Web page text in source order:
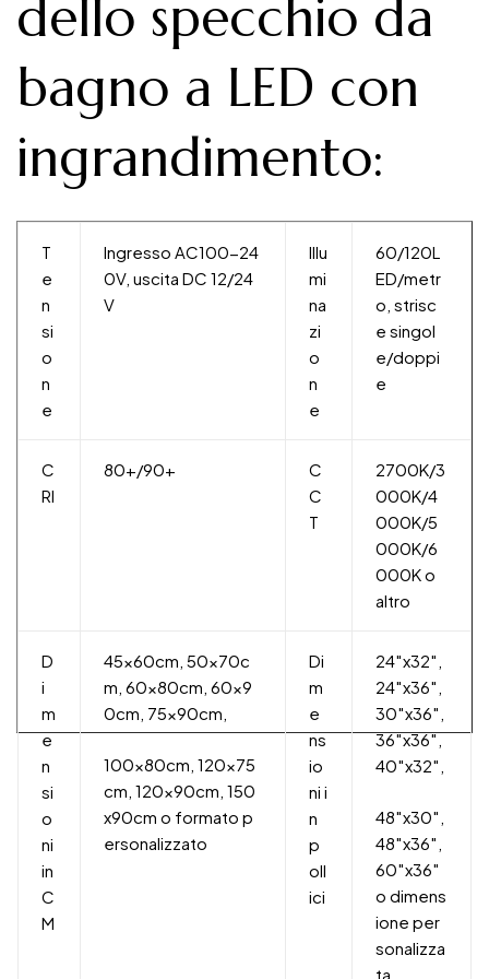
dello specchio da
bagno a LED con
ingrandimento:
T
e
n
si
o
n
e
Ingresso AC100-24
0V, uscita DC 12/24
V
Illu
mi
na
zi
o
n
e
60/120L
ED/metr
o, strisc
e singol
e/doppi
e
C
RI
80+/90+
C
C
T
2700K/3
000K/4
000K/5
000K/6
000K o
altro
D
i
m
e
n
si
o
ni
in
C
M
45x60cm, 50x70c
m, 60x80cm, 60x9
0cm, 75x90cm,
100x80cm, 120x75
cm, 120x90cm, 150
x90cm o formato p
ersonalizzato
Di
m
e
ns
io
ni i
n
p
oll
ici
24″x32″,
24″x36″,
30″x36″,
36″x36″,
40″x32″,
48″x30″,
48″x36″,
60″x36″
o dimens
ione per
sonalizza
ta